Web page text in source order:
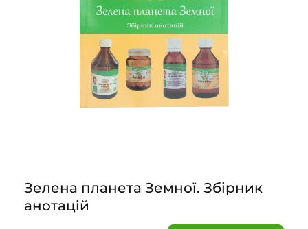
Зелена планета Земної. Збірник
анотацій